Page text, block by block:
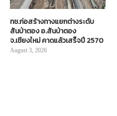
ทช.ก่อสร้างทางแยกต่างระดับ
สันป่าตอง อ.สันป่าตอง
จ.เชียงใหม่ คาดแล้วเสร็จปี 2570
August 3, 2026